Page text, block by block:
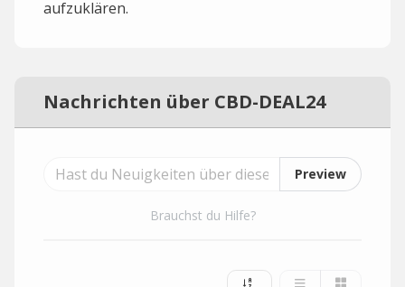
aufzuklären.
Nachrichten über CBD-DEAL24
Preview
Brauchst du Hilfe?